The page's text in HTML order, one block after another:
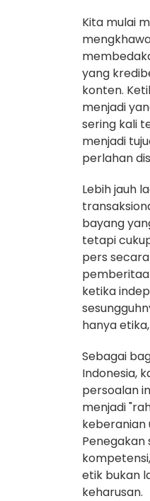
Kita mulai
yang
konten.
menjadi
sering kali
menjadi
perlahan
Lebih jauh
bayang
tetapi
pers
ketika
hanya
Sebagai
Indonesia,
persoalan
menjadi
keberanian
etik bukan
keharusan.